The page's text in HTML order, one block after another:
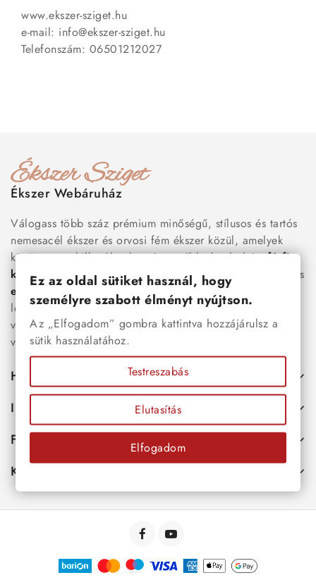
www.ekszer-sziget.hu
e-mail: info@ekszer-sziget.hu
Telefonszám: 06501212027
Ékszer Webáruház
Válogass több száz prémium minőségű, stílusos és tartós
nemesacél ékszer és orvosi fém ékszer közül, amelyek
között megtalálhatók a legnépszerűbb darabok is:férfi
karkötők
, női nyakláncok , karikagyűrűk
és
esküvői kiegészítőkegyaránt. Webáruházunkban a
legújabb trendeket követő, mégis időtálló ékszerek közül
választhatsz – legyen szó ajándékról, mindennapi
viseletről vagy különleges alkalmakról.
Hasznos
Információk
Fiókod
Kapcsolat
Ez az oldal sütiket használ, hogy
személyre szabott élményt nyújtson.
Az „Elfogadom” gombra kattintva hozzájárulsz a
sütik használatához.
Testreszabás
Elutasítás
Elfogadom